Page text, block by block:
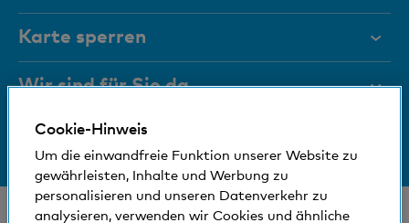
Dokumente
Magazin
Führungsgremien
Medien
Sozial und umweltfreundlich
Privatkonten
Sparkonten
Mobile Payment
Reisezahlungsmittel
Immobilienkunden
Karte sperren
+41 (0)800 88 99 66
Wir sind für Sie da
Hilfe & Kontakt
Bankinfos
© Bank Cler AG
Cookie-Hinweis
Um die einwandfreie Funktion unserer Website zu
gewährleisten, Inhalte und Werbung zu
personalisieren und unseren Datenverkehr zu
analysieren, verwenden wir Cookies und ähnliche